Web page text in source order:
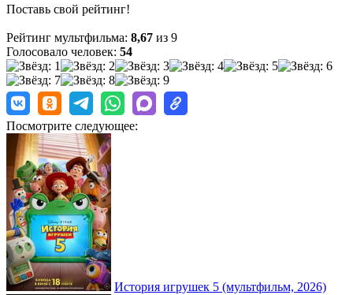
Поставь свой рейтинг!
Рейтинг мультфильма: 8,67 из 9
Голосовало человек: 54
Посмотрите следующее:
История игрушек 5 (мультфильм, 2026)